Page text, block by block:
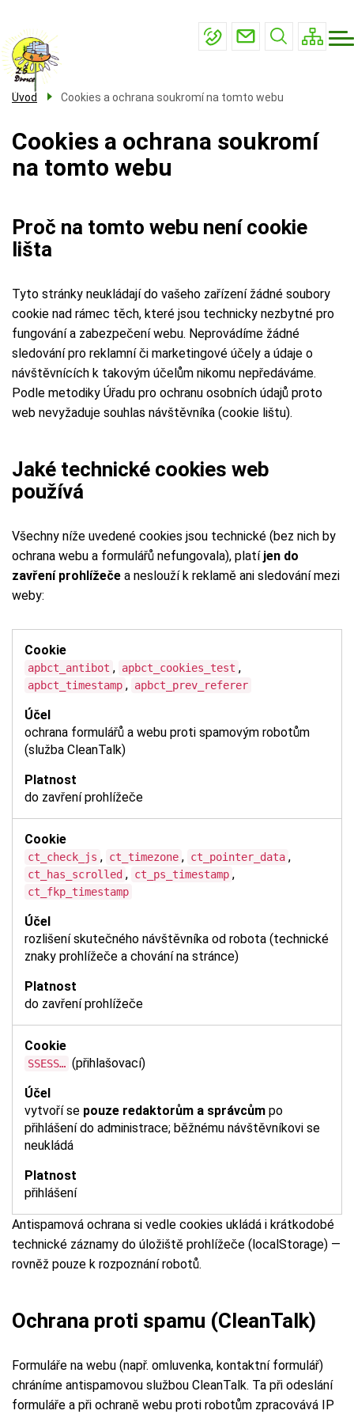
hlavnímu
obsahu
navigace
Mateřská škola
Školní družina
Kontakty
Úvod Cookies a ochrana soukromí na tomto webu
Cookies a ochrana soukromí
na tomto webu
Proč na tomto webu není cookie
lišta
Tyto stránky neukládají do vašeho zařízení žádné soubory
cookie nad rámec těch, které jsou technicky nezbytné pro
fungování a zabezpečení webu. Neprovádíme žádné
sledování pro reklamní či marketingové účely a údaje o
návštěvnících k takovým účelům nikomu nepředáváme.
Podle metodiky Úřadu pro ochranu osobních údajů proto
web nevyžaduje souhlas návštěvníka (cookie lištu).
Jaké technické cookies web
používá
Všechny níže uvedené cookies jsou technické (bez nich by
ochrana webu a formulářů nefungovala), platí jen do
zavření prohlížeče a neslouží k reklamě ani sledování mezi
weby:
apbct_antibot , apbct_cookies_test ,
apbct_timestamp , apbct_prev_referer
ochrana formulářů a webu proti spamovým robotům
(služba CleanTalk)
do zavření prohlížeče
ct_check_js , ct_timezone , ct_pointer_data ,
ct_has_scrolled , ct_ps_timestamp ,
ct_fkp_timestamp
rozlišení skutečného návštěvníka od robota (technické
znaky prohlížeče a chování na stránce)
do zavření prohlížeče
SSESS… (přihlašovací)
vytvoří se pouze redaktorům a správcům po
přihlášení do administrace; běžnému návštěvníkovi se
neukládá
přihlášení
Antispamová ochrana si vedle cookies ukládá i krátkodobé
technické záznamy do úložiště prohlížeče (localStorage) —
rovněž pouze k rozpoznání robotů.
Ochrana proti spamu (CleanTalk)
Formuláře na webu (např. omluvenka, kontaktní formulář)
chráníme antispamovou službou CleanTalk. Ta při odeslání
formuláře a při ochraně webu proti robotům zpracovává IP